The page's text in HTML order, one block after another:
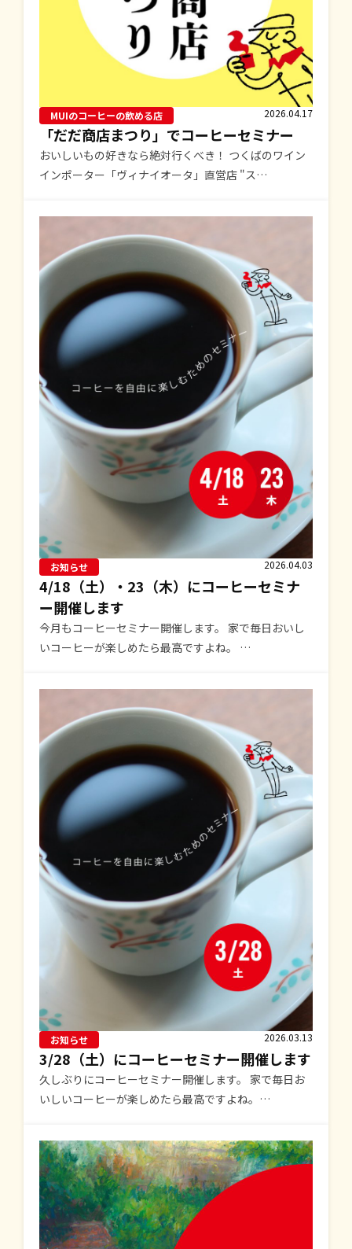
MUIのコーヒーの飲める店 2026.04.17
「だだ商店まつり」でコーヒーセミナー
おいしいもの好きなら絶対行くべき！ つくばのワイン
インポーター「ヴィナイオータ」直営店 "ス…
お知らせ 2026.04.03
4/18（土）・23（木）にコーヒーセミナ
ー開催します
今月もコーヒーセミナー開催します。 家で毎日おいし
いコーヒーが楽しめたら最高ですよね。 …
お知らせ 2026.03.13
3/28（土）にコーヒーセミナー開催します
久しぶりにコーヒーセミナー開催します。 家で毎日お
いしいコーヒーが楽しめたら最高ですよね。…